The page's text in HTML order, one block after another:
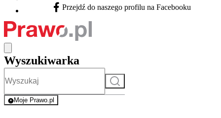
Facebook - otwiera się w nowej karcie
Przejdź do naszego profilu na Facebooku
Wyszukiwarka
Szukaj
Moje Prawo.pl
- rejestracja i logowanie do serwisu